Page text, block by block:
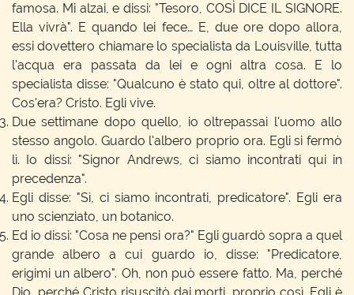
famosa. Mi alzai, e dissi: "Tesoro, COSÌ DICE IL SIGNORE.
Ella vivrà". E quando lei fece… E, due ore dopo allora,
essi dovettero chiamare lo specialista da Louisville, tutta
l'acqua era passata da lei e ogni altra cosa. E lo
specialista disse: "Qualcuno è stato qui, oltre al dottore".
Cos'era? Cristo. Egli vive.
Due settimane dopo quello, io oltrepassai l'uomo allo
stesso angolo. Guardo l'albero proprio ora. Egli si fermò
lì. Io dissi: "Signor Andrews, ci siamo incontrati qui in
precedenza".
Egli disse: "Sì, ci siamo incontrati, predicatore". Egli era
uno scienziato, un botanico.
Ed io dissi: "Cosa ne pensi ora?" Egli guardò sopra a quel
grande albero a cui guardo io, disse: "Predicatore,
erigimi un albero". Oh, non può essere fatto. Ma, perché